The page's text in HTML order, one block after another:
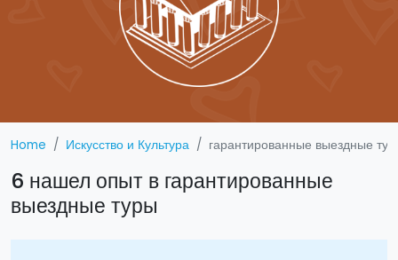
Home Искусство и Культура гарантированные выездные
6 нашел опыт в гарантированные
выездные туры